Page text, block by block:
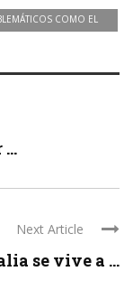
COMO EL
Next Article
se vive a ...